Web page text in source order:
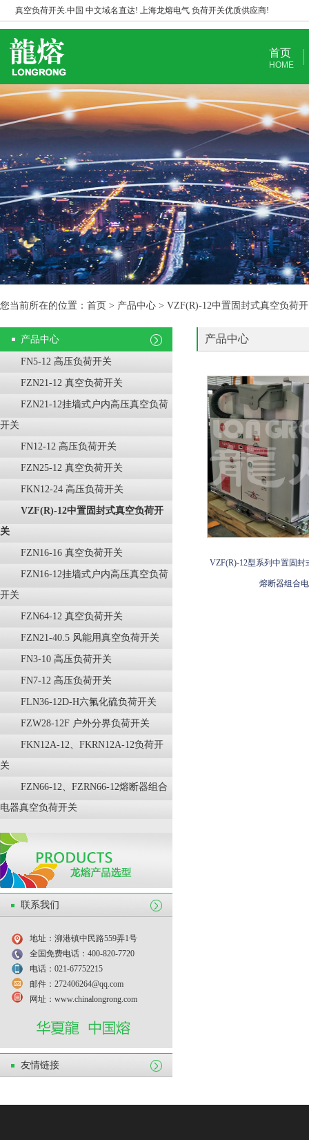
真空负荷开关.中国 中文域名直达! 上海龙熔电气 负荷开关优质供应商!
首页
HOME
您当前所在的位置：首页 > 产品中心 > VZF(R)-12中置固封式真空负荷
产品中心
FN5-12 高压负荷开关
FZN21-12 真空负荷开关
FZN21-12挂墙式户内高压真空负荷
开关
FN12-12 高压负荷开关
FZN25-12 真空负荷开关
FKN12-24 高压负荷开关
VZF(R)-12中置固封式真空负荷开
关
FZN16-16 真空负荷开关
FZN16-12挂墙式户内高压真空负荷
开关
FZN64-12 真空负荷开关
FZN21-40.5 风能用真空负荷开关
FN3-10 高压负荷开关
FN7-12 高压负荷开关
FLN36-12D-H六氟化硫负荷开关
FZW28-12F 户外分界负荷开关
FKN12A-12、FKRN12A-12负荷开
关
FZN66-12、FZRN66-12熔断器组合
电器真空负荷开关
联系我们
地址：泖港镇中民路559弄1号
全国免费电话：400-820-7720
电话：021-67752215
邮件：272406264@qq.com
网址：www.chinalongrong.com
友情链接
产品中心
VZF(R)-12型系列中置固封
熔断器组合